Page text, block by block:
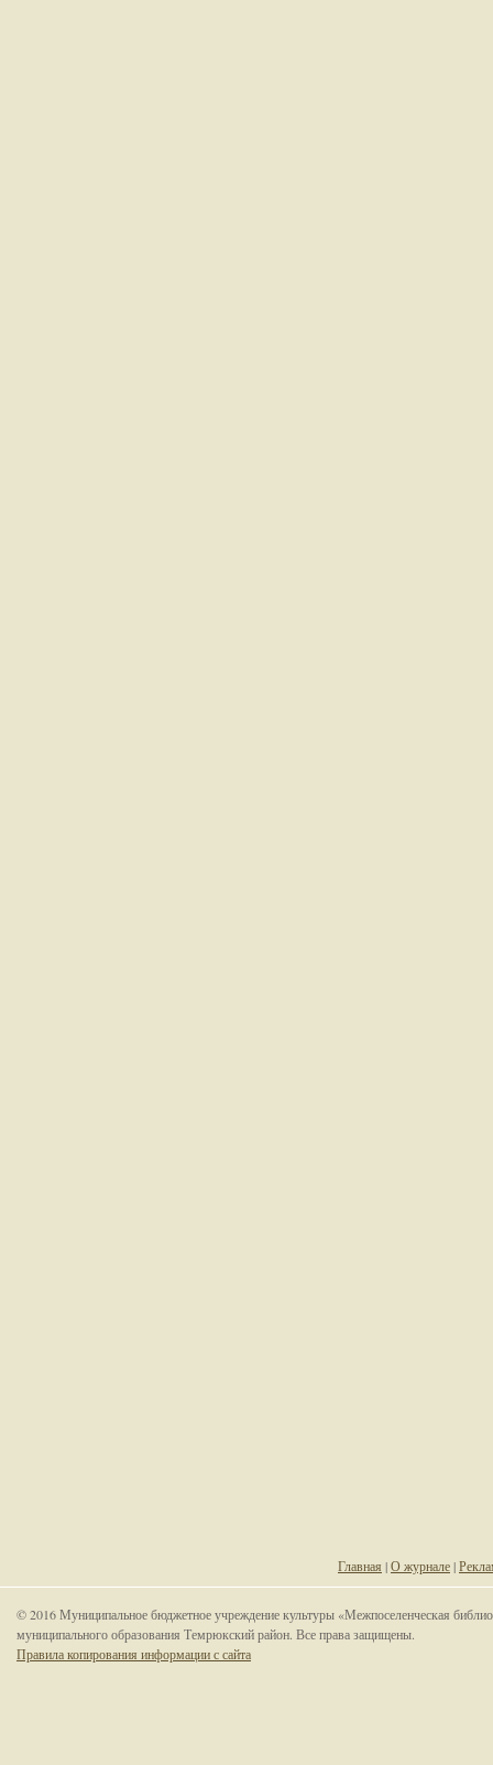
Главная |О журнале|
© 2016 Муниципальное бюджетное учреждение культуры «Межпоселенческая
муниципального образования Темрюкский район. Все права защищены.
Правила копирования информации с сайта